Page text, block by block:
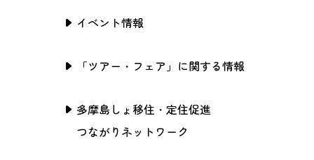
イベント情報
「ツアー・フェア」に関する情報
多摩島しょ移住・定住促進
つながりネットワーク